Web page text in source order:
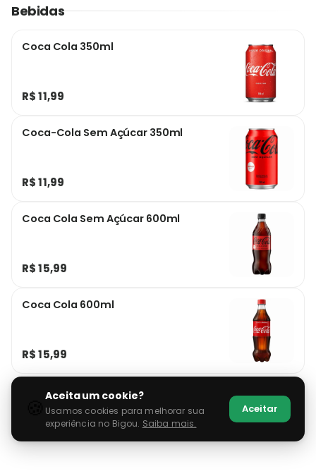
Bebidas
Coca Cola 350ml
R$ 11,99
Coca-Cola Sem Açúcar 350ml
R$ 11,99
Coca Cola Sem Açúcar 600ml
R$ 15,99
Coca Cola 600ml
R$ 15,99
🍪Aceita um cookie?
Usamos cookies para melhorar sua
experiência no Bigou. Saiba mais.
Aceitar